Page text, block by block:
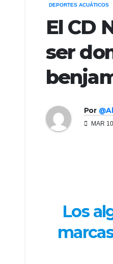
DEPORTES ACUÁTICOS
El CD
ser
Por
MAR
Los